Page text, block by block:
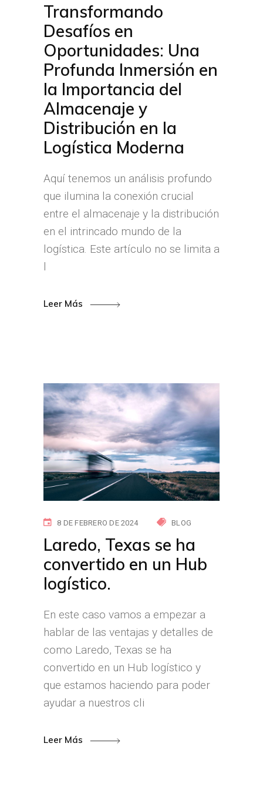
Transformando
Desafíos en
Oportunidades: Una
Profunda Inmersión en
la Importancia del
Almacenaje y
Distribución en la
Logística Moderna
Aquí tenemos un análisis profundo
que ilumina la conexión crucial
entre el almacenaje y la distribución
en el intrincado mundo de la
logística. Este artículo no se limita a
l
Leer Más
8 DE FEBRERO DE 2024 BLOG
Laredo, Texas se ha
convertido en un Hub
logístico.
En este caso vamos a empezar a
hablar de las ventajas y detalles de
como Laredo, Texas se ha
convertido en un Hub logístico y
que estamos haciendo para poder
ayudar a nuestros cli
Leer Más